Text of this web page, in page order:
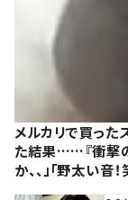
メルカリで買っ
た結果……『衝撃
か、、」「野太い音！